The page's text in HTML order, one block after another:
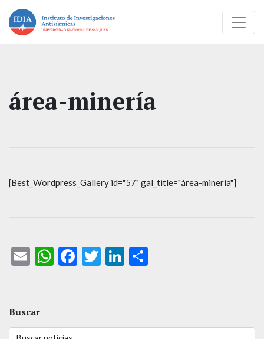
área-minería
[Best_Wordpress_Gallery id="57" gal_title="área-minería"]
EmailWhatsApp
Facebook
TwitterLinkedIn
Buscar